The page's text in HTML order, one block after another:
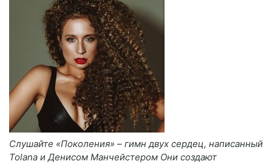
Слушайте «Поколения» – гимн двух сердец, написанный
Tolana и Денисом Манчейстером Они создают